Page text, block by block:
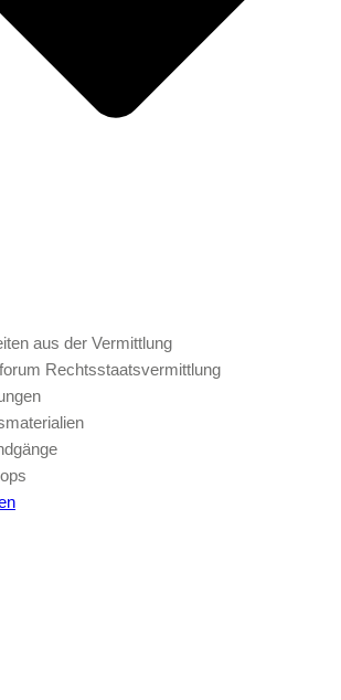
aus der Vermittlung
Rechtsstaatsvermittlung